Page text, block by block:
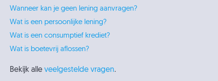
Wanneer kan je geen lening aanvragen?
Wat is een persoonlijke lening?
Wat is een consumptief krediet?
Wat is boetevrij aflossen?
Bekijk alle veelgestelde vragen.